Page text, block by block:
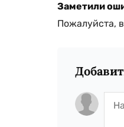
Заметили
Пожалуйста,